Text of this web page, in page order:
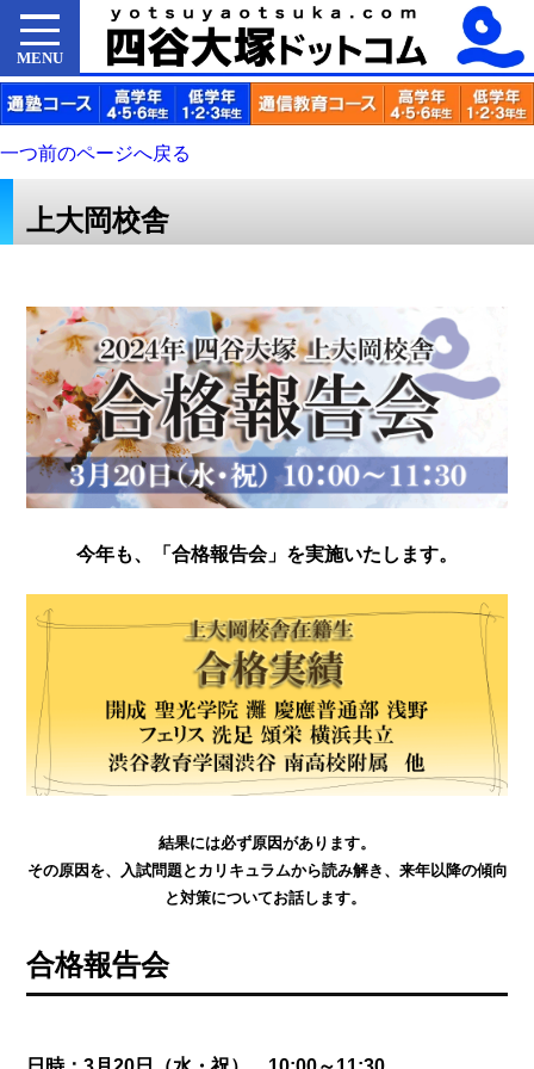
MENU
一つ前のページへ戻る
上大岡校舎
今年も、「合格報告会」を実施いたします。
結果には必ず原因があります。
その原因を、入試問題とカリキュラムから読み解き、来年以降の傾向
と対策についてお話します。
合格報告会